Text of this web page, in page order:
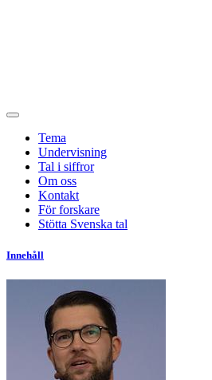
Tema
Undervisning
Tal i siffror
Om oss
Kontakt
För forskare
Stötta Svenska tal
Innehåll